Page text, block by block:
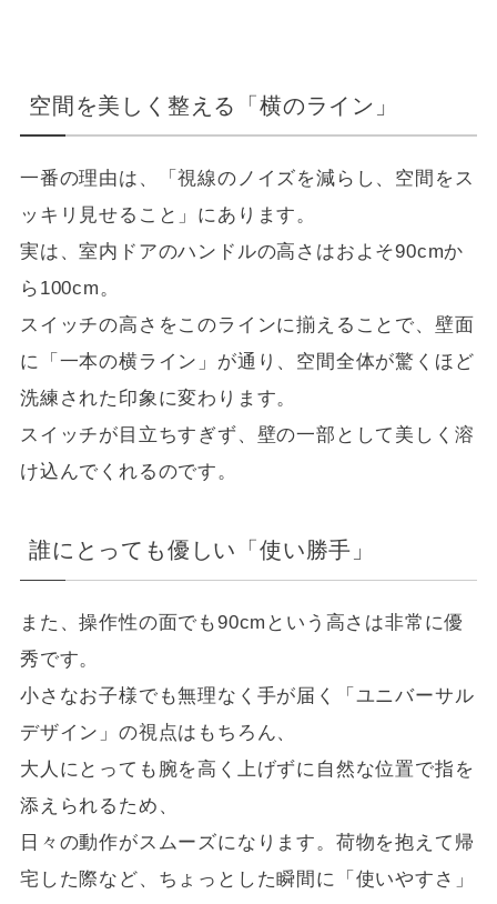
空間を美しく整える「横のライン」
一番の理由は、「視線のノイズを減らし、空間をス
ッキリ見せること」にあります。
実は、室内ドアのハンドルの高さはおよそ90cmか
ら100cm。
スイッチの高さをこのラインに揃えることで、壁面
に「一本の横ライン」が通り、空間全体が驚くほど
洗練された印象に変わります。
スイッチが目立ちすぎず、壁の一部として美しく溶
け込んでくれるのです。
誰にとっても優しい「使い勝手」
また、操作性の面でも90cmという高さは非常に優
秀です。
小さなお子様でも無理なく手が届く「ユニバーサル
デザイン」の視点はもちろん、
大人にとっても腕を高く上げずに自然な位置で指を
添えられるため、
日々の動作がスムーズになります。荷物を抱えて帰
宅した際など、ちょっとした瞬間に「使いやすさ」